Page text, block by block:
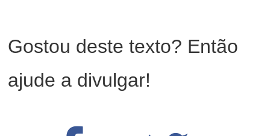
Gostou deste texto? Então
ajude a divulgar!